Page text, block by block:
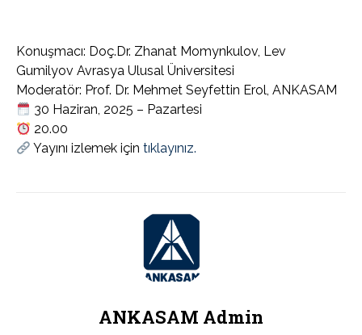
Konuşmacı: Doç.Dr. Zhanat Momynkulov, Lev
Gumilyov Avrasya Ulusal Üniversitesi
Moderatör: Prof. Dr. Mehmet Seyfettin Erol, ANKASAM
30 Haziran, 2025 – Pazartesi
20.00
Yayını izlemek için tıklayınız.
ANKASAM Admin